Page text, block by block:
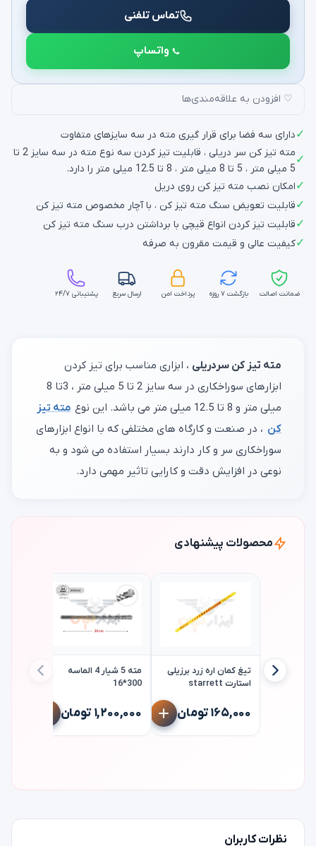
تماس تلفنی
واتساپ
♡ افزودن به علاقه‌مندی‌ها
✓دارای سه فضا برای قرار گیری مته در سه سایزهای متفاوت
✓
مته تیز کن سر دریلی ، قابلیت تیز کردن سه نوع مته در سه سایز 2 تا
5 میلی متر ، 5 تا 8 میلی متر ، 8 تا 12.5 میلی متر را دارد.
✓امکان نصب مته تیز کن روی دریل
✓قابلیت تعویض سنگ مته تیز کن ، با آچار مخصوص مته تیز کن
✓قابلیت تیز کردن انواع قیچی با برداشتن درب سنگ مته تیز کن
✓کیفیت عالی و قیمت مقرون به صرفه
ضمانت اصالت بازگشت ۷ روزه پرداخت امن ارسال سریع پشتیبانی ۲۴/۷
مته تیز کن سردریلی ، ابزاری مناسب برای تیز کردن
ابزارهای سوراخکاری در سه سایز 2 تا 5 میلی متر ، 3تا 8
میلی متر و 8 تا 12.5 میلی متر می باشد. این نوع
مته تیز
کن ، در صنعت و کارگاه های مختلفی که با انواع ابزارهای
سوراخکاری سر و کار دارند بسیار استفاده می شود و به
نوعی در افزایش دقت و کارایی تاثیر مهمی دارد.
محصولات پیشنهادی
تیغ کمان اره زرد برزیلی
استارت starrett
۱۶۵,۰۰۰ تومان
مته 5 شیار 4 الماسه
300*16
۱,۲۰۰,۰۰۰ تومان
نظرات کاربران